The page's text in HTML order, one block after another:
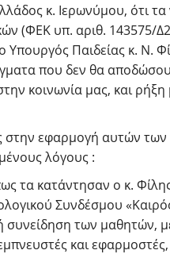
κ. Ιερωνύμου, ότι
(ΦΕΚ υπ. αριθ. 143575/
Παιδείας κ. Ν.
που δεν θα
κοινωνία μας, και
στην εφαρμογή αυτών
λόγους :
τα κατάντησαν ο κ.
Συνδέσμου
συνείδηση των μαθητών,
και